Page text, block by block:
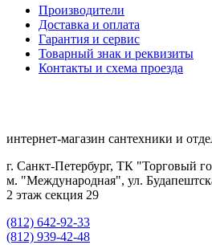
Производители
Доставка и оплата
Гарантия и сервис
Товарный знак и реквизиты
Контакты и схема проезда
интернет-магазин сантехники и
г. Санкт-Петербург, ТК "Торговый
м. "Международная", ул.
2 этаж секция 29
(812) 642-92-33
(812) 939-42-48